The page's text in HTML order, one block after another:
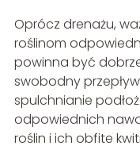
Oprócz drenażu,
roślinom
powinna być
swobodny
spulchnianie
odpowiednich
roślin i ich obfite